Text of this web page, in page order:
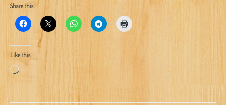
Share this:
Like this:
Loading…